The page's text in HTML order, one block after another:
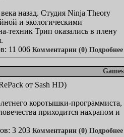
назад. Студия Ninja Theory
и экологическими
Трип оказались в плену
11 006 Комментарии (0) Подробнее
Games
коротышки-программиста,
приходится нахрапом и
3 203 Комментарии (0) Подробнее